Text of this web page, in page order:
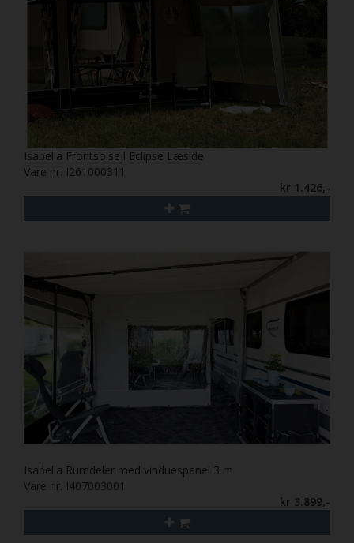
Isabella Frontsolsejl Eclipse Læside
Vare nr. I261000311
kr 1.426,-
Isabella Rumdeler med vinduespanel 3 m
Vare nr. I407003001
kr 3.899,-